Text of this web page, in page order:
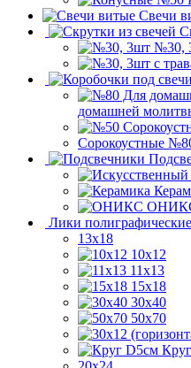
Свечи
№30,
домашней
Сорокоустные
Лики полиграфические
13x18
10x12
11х13
15х18
30x40
50x70